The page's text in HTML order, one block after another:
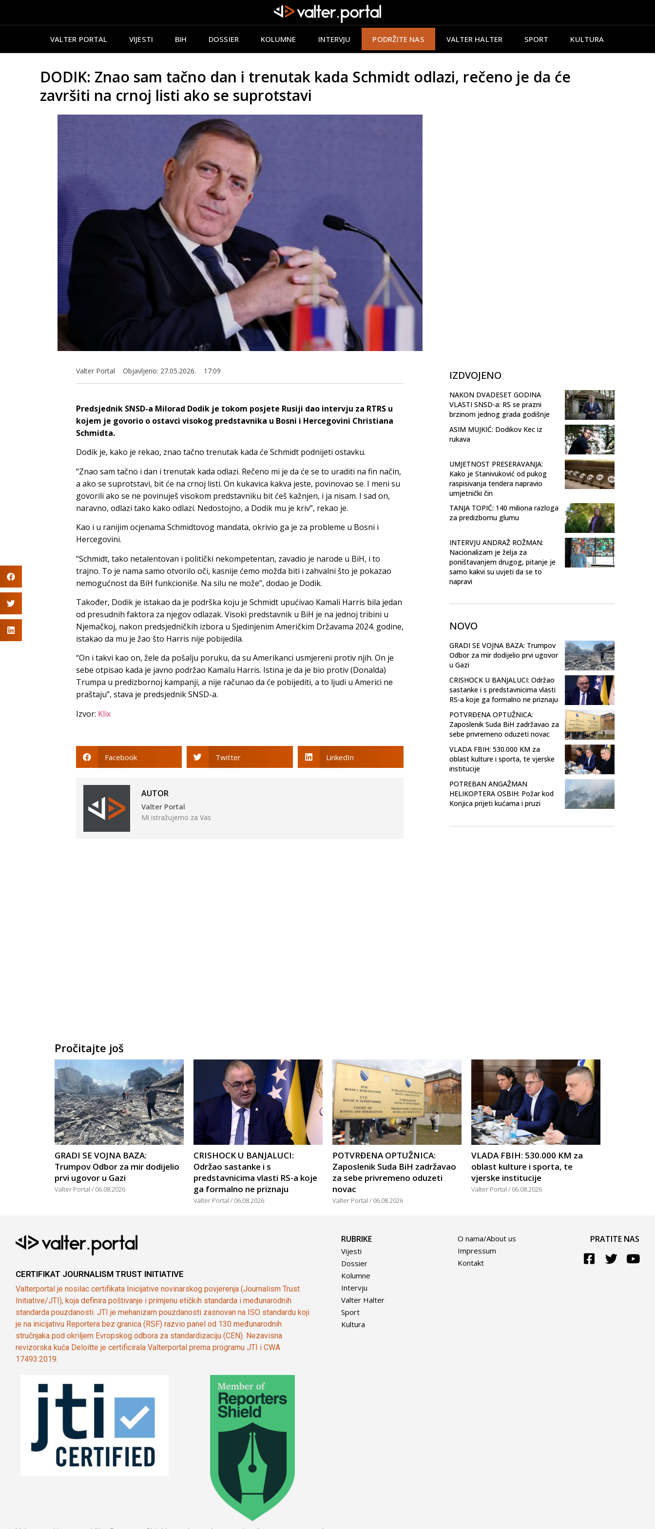
VALTER PORTAL VIJESTI BIH DOSSIER KOLUMNE INTERVJU PODRŽITE NAS VALTER HALTER SPORT KULTURA
DODIK: Znao sam tačno dan i trenutak kada Schmidt odlazi, rečeno je da će
završiti na crnoj listi ako se suprotstavi
Valter Portal Objavljeno: 27.05.2026. 17:09
Predsjednik SNSD-a Milorad Dodik je tokom posjete Rusiji dao intervju za RTRS u
kojem je govorio o ostavci visokog predstavnika u Bosni i Hercegovini Christiana
Schmidta.
Dodik je, kako je rekao, znao tačno trenutak kada će Schmidt podnijeti ostavku.
“Znao sam tačno i dan i trenutak kada odlazi. Rečeno mi je da će se to uraditi na fin način,
a ako se suprotstavi, bit će na crnoj listi. On kukavica kakva jeste, povinovao se. I meni su
govorili ako se ne povinuješ visokom predstavniku bit ćeš kažnjen, i ja nisam. I sad on,
naravno, odlazi tako kako odlazi. Nedostojno, a Dodik mu je kriv”, rekao je.
Kao i u ranijim ocjenama Schmidtovog mandata, okrivio ga je za probleme u Bosni i
Hercegovini.
“Schmidt, tako netalentovan i politički nekompetentan, zavadio je narode u BiH, i to
trajno. To je nama samo otvorilo oči, kasnije ćemo možda biti i zahvalni što je pokazao
nemogućnost da BiH funkcioniše. Na silu ne može”, dodao je Dodik.
Također, Dodik je istakao da je podrška koju je Schmidt upućivao Kamali Harris bila jedan
od presudnih faktora za njegov odlazak. Visoki predstavnik u BiH je na jednoj tribini u
Njemačkoj, nakon predsjedničkih izbora u Sjedinjenim Američkim Državama 2024. godine,
istakao da mu je žao što Harris nije pobijedila.
“On i takvi kao on, žele da pošalju poruku, da su Amerikanci usmjereni protiv njih. On je
sebe otpisao kada je javno podržao Kamalu Harris. Istina je da je bio protiv (Donalda)
Trumpa u predizbornoj kampanji, a nije računao da će pobijediti, a to ljudi u Americi ne
praštaju”, stava je predsjednik SNSD-a.
Izvor: Klix
Facebook Twitter LinkedIn
AUTOR
Valter Portal
Mi istražujemo za Vas
IZDVOJENO
NAKON DVADESET GODINA
VLASTI SNSD-a: RS se prazni
brzinom jednog grada godišnje
ASIM MUJKIĆ: Dodikov Kec iz
rukava
UMJETNOST PRESERAVANJA:
Kako je Stanivuković od pukog
raspisivanja tendera napravio
umjetnički čin
TANJA TOPIĆ: 140 miliona razloga
za predizbornu glumu
INTERVJU ANDRAŽ ROŽMAN:
Nacionalizam je želja za
poništavanjem drugog, pitanje je
samo kakvi su uvjeti da se to
napravi
NOVO
GRADI SE VOJNA BAZA: Trumpov
Odbor za mir dodijelio prvi ugovor
u Gazi
CRISHOCK U BANJALUCI: Održao
sastanke i s predstavnicima vlasti
RS-a koje ga formalno ne priznaju
POTVRĐENA OPTUŽNICA:
Zaposlenik Suda BiH zadržavao za
sebe privremeno oduzeti novac
VLADA FBIH: 530.000 KM za
oblast kulture i sporta, te vjerske
institucije
POTREBAN ANGAŽMAN
HELIKOPTERA OSBIH: Požar kod
Konjica prijeti kućama i pruzi
Pročitajte još
GRADI SE VOJNA BAZA:
Trumpov Odbor za mir dodijelio
prvi ugovor u Gazi
Valter Portal 06.08.2026
CRISHOCK U BANJALUCI:
Održao sastanke i s
predstavnicima vlasti RS-a koje
ga formalno ne priznaju
Valter Portal 06.08.2026
POTVRĐENA OPTUŽNICA:
Zaposlenik Suda BiH zadržavao
za sebe privremeno oduzeti
novac
Valter Portal 06.08.2026
VLADA FBIH: 530.000 KM za
oblast kulture i sporta, te
vjerske institucije
Valter Portal 06.08.2026
CERTIFIKAT JOURNALISM TRUST INITIATIVE
Valterportal je nosilac certifikata Inicijative novinarskog povjerenja (Journalism Trust
Initiative/JTI), koja definira poštivanje i primjenu etičkih standarda i međunarodnih
standarda pouzdanosti. JTI je mehanizam pouzdanosti zasnovan na ISO standardu koji
je na inicijativu Reportera bez granica (RSF) razvio panel od 130 međunarodnih
stručnjaka pod okriljem Evropskog odbora za standardizaciju (CEN). Nezavisna
revizorska kuća Deloitte je certificirala Valterportal prema programu JTI i CWA
17493:2019.
RUBRIKE
Vijesti
Dossier
Kolumne
Intervju
Valter Halter
Sport
Kultura
O nama/About us
Impressum
Kontakt
PRATITE NAS